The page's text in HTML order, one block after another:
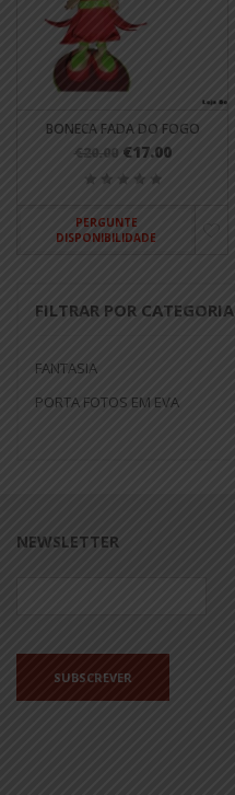
BONECA FADA DO FOGO
€20.00 €17.00
PERGUNTE
DISPONIBILIDADE
FILTRAR POR CATEGORIA
FANTASIA
PORTA FOTOS EM EVA
NEWSLETTER